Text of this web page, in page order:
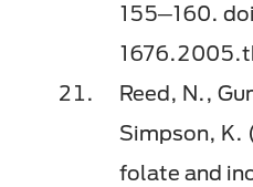
155─160.
Reed, N.,
Simpson, K.
folate and